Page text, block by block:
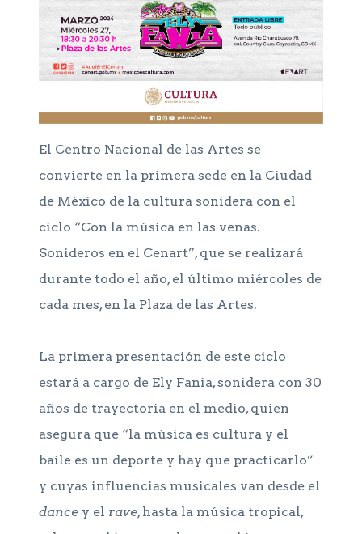
El Centro Nacional de las Artes se
convierte en la primera sede en la Ciudad
de México de la cultura sonidera con el
ciclo “Con la música en las venas.
Sonideros en el Cenart”, que se realizará
durante todo el año, el último miércoles de
cada mes, en la Plaza de las Artes.
La primera presentación de este ciclo
estará a cargo de Ely Fania, sonidera con 30
años de trayectoria en el medio, quien
asegura que “la música es cultura y el
baile es un deporte y hay que practicarlo”
y cuyas influencias musicales van desde el
dance y el rave, hasta la música tropical,